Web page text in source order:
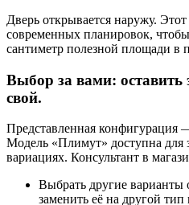
Дверь открывается наружу.
современных планировок,
сантиметр полезной площади в
Выбор за вами: оставить
свой.
Представленная конфигурация
Модель «Плимут» доступна для
вариациях. Консультант в
Выбрать другие варианты
заменить её на другой